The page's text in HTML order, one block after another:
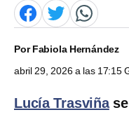
PorFabiola Hernández
abril 29, 2026 a las 17:15
Lucía Trasviñase